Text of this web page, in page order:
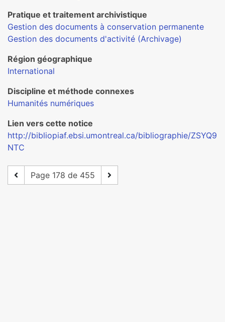
Pratique et traitement archivistique
Gestion des documents à conservation permanente
Gestion des documents d'activité (Archivage)
Région géographique
International
Discipline et méthode connexes
Humanités numériques
Lien vers cette notice
http://bibliopiaf.ebsi.umontreal.ca/bibliographie/ZSYQ9
NTC
Page 178 de 455